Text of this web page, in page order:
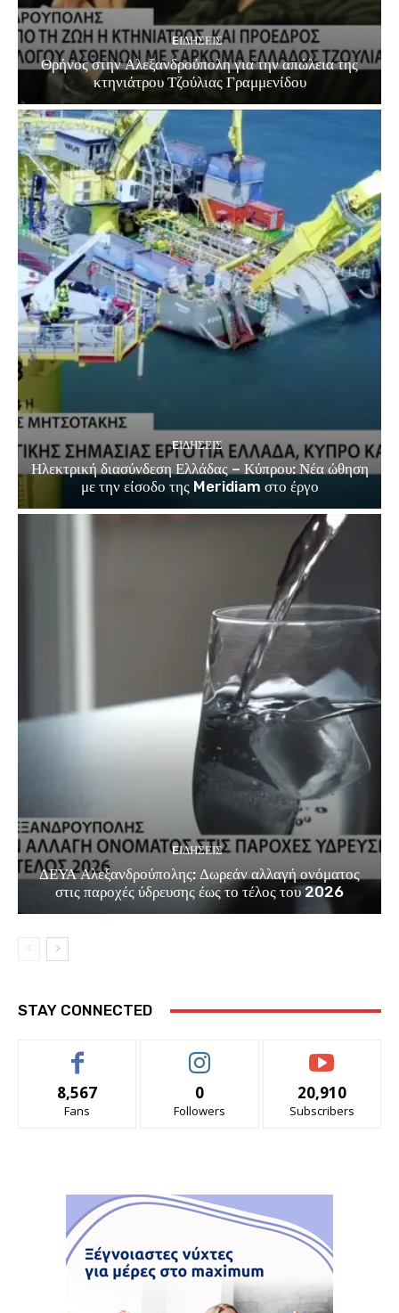
EΙΔΗΣΕΙΣ
Θρήνος στην Αλεξανδρούπολη για την απώλεια της
κτηνιάτρου Τζούλιας Γραμμενίδου
EΙΔΗΣΕΙΣ
Ηλεκτρική διασύνδεση Ελλάδας – Κύπρου: Νέα ώθηση
με την είσοδο της Meridiam στο έργο
EΙΔΗΣΕΙΣ
ΔΕΥΑ Αλεξανδρούπολης: Δωρεάν αλλαγή ονόματος
στις παροχές ύδρευσης έως το τέλος του 2026
STAY CONNECTED
8,567
Fans
0
Followers
20,910
Subscribers